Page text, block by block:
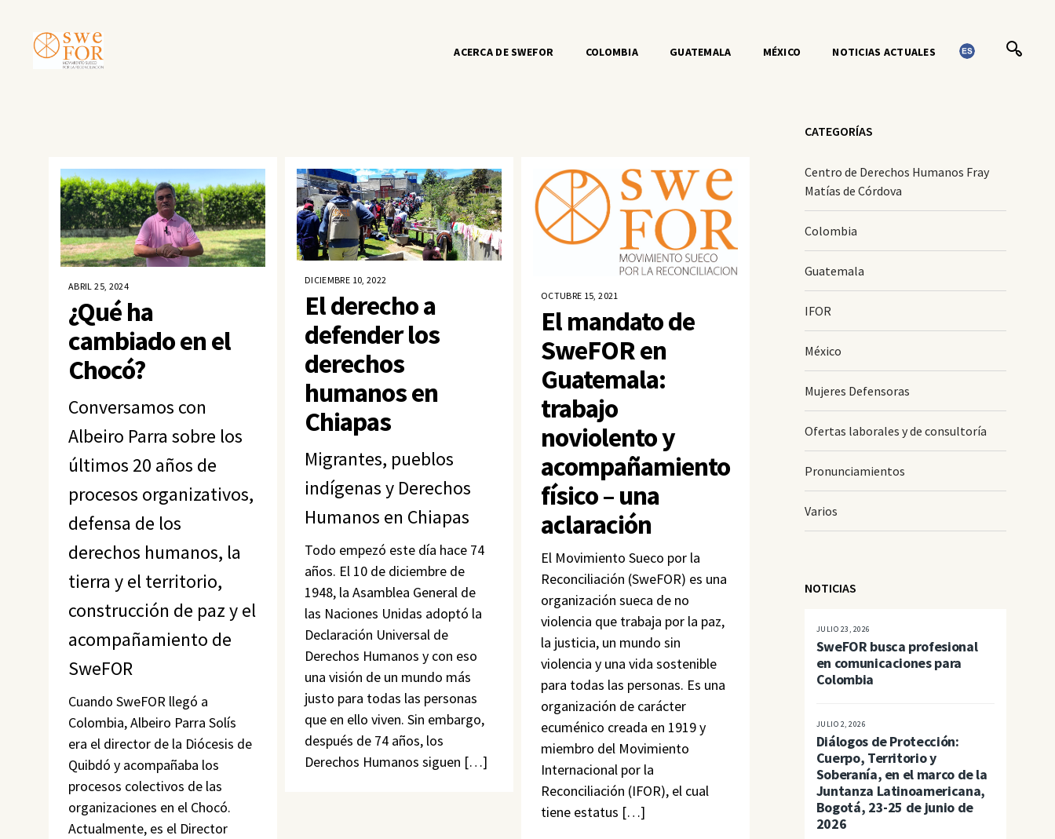
ACERCA DE SWEFOR COLOMBIA GUATEMALA MÉXICO NOTICIAS ACTUALES
ABRIL 25, 2024
¿Qué ha
cambiado en el
Chocó?
Conversamos con
Albeiro Parra sobre los
últimos 20 años de
procesos organizativos,
defensa de los
derechos humanos, la
tierra y el territorio,
construcción de paz y el
acompañamiento de
SweFOR
Cuando SweFOR llegó a
Colombia, Albeiro Parra Solís
era el director de la Diócesis de
Quibdó y acompañaba los
procesos colectivos de las
organizaciones en el Chocó.
Actualmente, es el Director
DICIEMBRE 10, 2022
El derecho a
defender los
derechos
humanos en
Chiapas
Migrantes, pueblos
indígenas y Derechos
Humanos en Chiapas
Todo empezó este día hace 74
años. El 10 de diciembre de
1948, la Asamblea General de
las Naciones Unidas adoptó la
Declaración Universal de
Derechos Humanos y con eso
una visión de un mundo más
justo para todas las personas
que en ello viven. Sin embargo,
después de 74 años, los
Derechos Humanos siguen […]
OCTUBRE 15, 2021
El mandato de
SweFOR en
Guatemala:
trabajo
noviolento y
acompañamiento
físico – una
aclaración
El Movimiento Sueco por la
Reconciliación (SweFOR) es una
organización sueca de no
violencia que trabaja por la paz,
la justicia, un mundo sin
violencia y una vida sostenible
para todas las personas. Es una
organización de carácter
ecuménico creada en 1919 y
miembro del Movimiento
Internacional por la
Reconciliación (IFOR), el cual
tiene estatus […]
CATEGORÍAS
Centro de Derechos Humanos Fray
Matías de Córdova
Colombia
Guatemala
IFOR
México
Mujeres Defensoras
Ofertas laborales y de consultoría
Pronunciamientos
Varios
NOTICIAS
JULIO 23, 2026
SweFOR busca profesional
en comunicaciones para
Colombia
JULIO 2, 2026
Diálogos de Protección:
Cuerpo, Territorio y
Soberanía, en el marco de la
Juntanza Latinoamericana,
Bogotá, 23-25 de junio de
2026